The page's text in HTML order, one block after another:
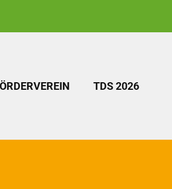
TDS 2026